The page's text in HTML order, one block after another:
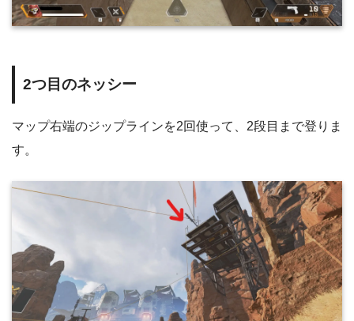
2つ目のネッシー
マップ右端のジップラインを2回使って、2段目まで登りま
す。